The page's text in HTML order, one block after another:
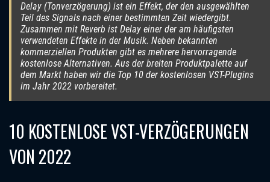
Delay (Tonverzögerung) ist ein Effekt, der den ausgewählten
Teil des Signals nach einer bestimmten Zeit wiedergibt.
Zusammen mit Reverb ist Delay einer der am häufigsten
verwendeten Effekte in der Musik. Neben bekannten
kommerziellen Produkten gibt es mehrere hervorragende
kostenlose Alternativen. Aus der breiten Produktpalette auf
dem Markt haben wir die Top 10 der kostenlosen VST-Plugins
im Jahr 2022 vorbereitet.
10 KOSTENLOSE VST-VERZÖGERUNGEN
VON 2022